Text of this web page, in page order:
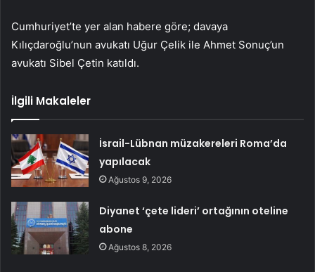
Cumhuriyet’te yer alan habere göre; davaya
Kılıçdaroğlu’nun avukatı Uğur Çelik ile Ahmet Sonuç’un
avukatı Sibel Çetin katıldı.
İlgili Makaleler
İsrail-Lübnan müzakereleri Roma’da
yapılacak
Ağustos 9, 2026
Diyanet ‘çete lideri’ ortağının oteline
abone
Ağustos 8, 2026